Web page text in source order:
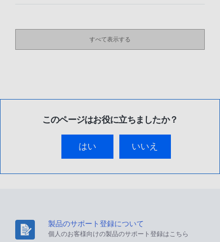
すべて表示する
このページはお役に立ちましたか？
はい いいえ
製品のサポート登録について
個人のお客様向けの製品のサポート登録はこちら